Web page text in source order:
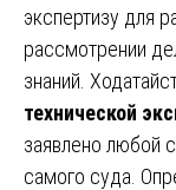
экспертизу для
рассмотрении
знаний.
технической
заявлено любой
самого суда.